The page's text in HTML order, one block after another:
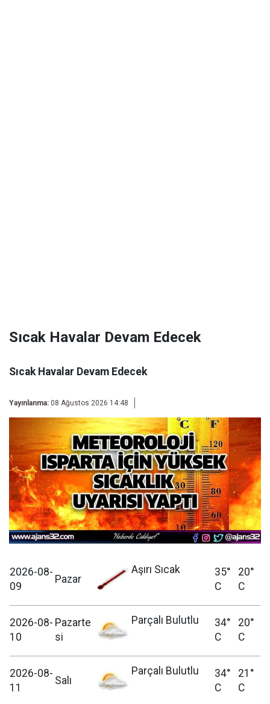
Sıcak Havalar Devam Edecek
Sıcak Havalar Devam Edecek
Yayınlanma: 08 Ağustos 2026 14:48
2026-08-
09
Pazar
Aşırı Sıcak
35°
C
20°
C
2026-08-
10
Pazarte
si
Parçalı Bulutlu
34°
C
20°
C
2026-08-
11
Salı
Parçalı Bulutlu
34°
C
21°
C